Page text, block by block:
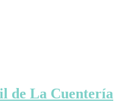
de La Cuentería